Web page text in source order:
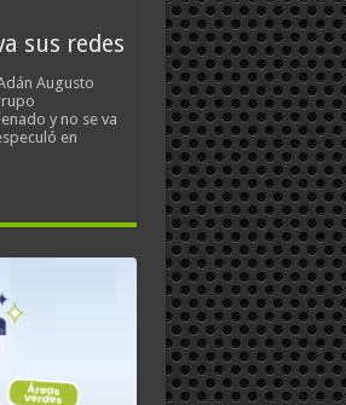
sus redes
Augusto
y no se va
en